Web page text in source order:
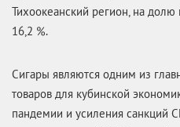
Тихоокеанский регион, на долю
16,2 %.
Сигары являются одним из
товаров для кубинской
пандемии и усиления санкций